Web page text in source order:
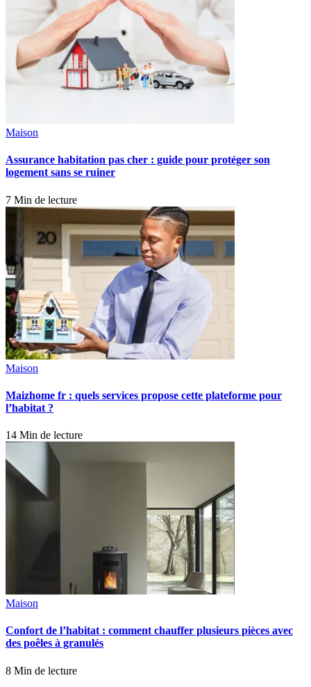
Maison
Assurance habitation pas cher : guide pour protéger son
logement sans se ruiner
7 Min de lecture
Maison
Maizhome fr : quels services propose cette plateforme pour
l’habitat ?
14 Min de lecture
Maison
Confort de l’habitat : comment chauffer plusieurs pièces avec
des poêles à granulés
8 Min de lecture